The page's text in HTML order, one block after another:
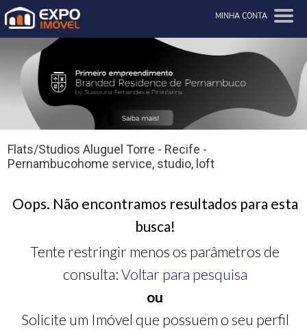
MINHA CONTA
Flats/Studios Aluguel Torre - Recife -
Pernambucohome service, studio, loft
Oops. Não encontramos resultados para esta
busca!
Tente restringir menos os parâmetros de
consulta: Voltar para pesquisa
ou
Solicite um Imóvel que possuem o seu perfil